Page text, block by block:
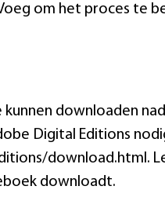
om het proces te
downloaden
Digital Editions
download.html.
downloadt.